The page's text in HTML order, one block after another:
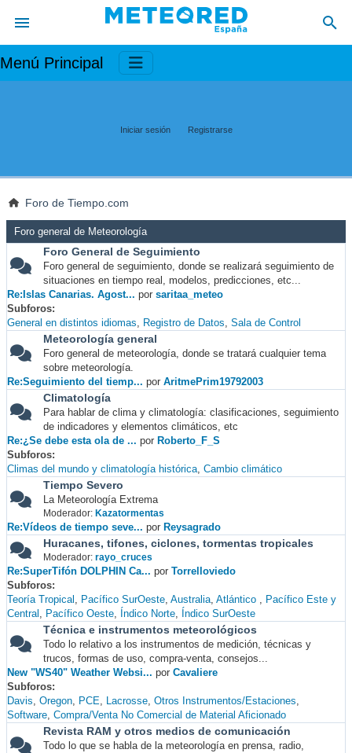
Menú Principal
Iniciar sesión Registrarse
Foro de Tiempo.com
Foro general de Meteorología
Foro General de Seguimiento
Foro general de seguimiento, donde se realizará seguimiento de
situaciones en tiempo real, modelos, predicciones, etc...
Re:Islas Canarias. Agost... por saritaa_meteo
Subforos
General en distintos idiomas
Registro de Datos Sala de Control
Meteorología general
Foro general de meteorología, donde se tratará cualquier tema
sobre meteorología.
Re:Seguimiento del tiemp... por AritmePrim19792003
Climatología
Para hablar de clima y climatología: clasificaciones, seguimiento
de indicadores y elementos climáticos, etc
Re:¿Se debe esta ola de ... por Roberto_F_S
Subforos
Climas del mundo y climatología histórica Cambio climático
Tiempo Severo
La Meteorología Extrema
Moderador: Kazatormentas
Re:Vídeos de tiempo seve... por Reysagrado
Huracanes, tifones, ciclones, tormentas tropicales
Moderador: rayo_cruces
Re:SuperTifón DOLPHIN Ca... por Torrelloviedo
Subforos
Teoría Tropical
Pacífico SurOeste Australia Atlántico
Pacífico Este y
Central
Pacífico Oeste Índico Norte Índico SurOeste
Técnica e instrumentos meteorológicos
Todo lo relativo a los instrumentos de medición, técnicas y
trucos, formas de uso, compra-venta, consejos...
New "WS40" Weather Websi... por Cavaliere
Subforos
Davis Oregon PCE Lacrosse Otros Instrumentos/Estaciones
Software Compra/Venta No Comercial de Material Aficionado
Revista RAM y otros medios de comunicación
Todo lo que se habla de la meteorología en prensa, radio,